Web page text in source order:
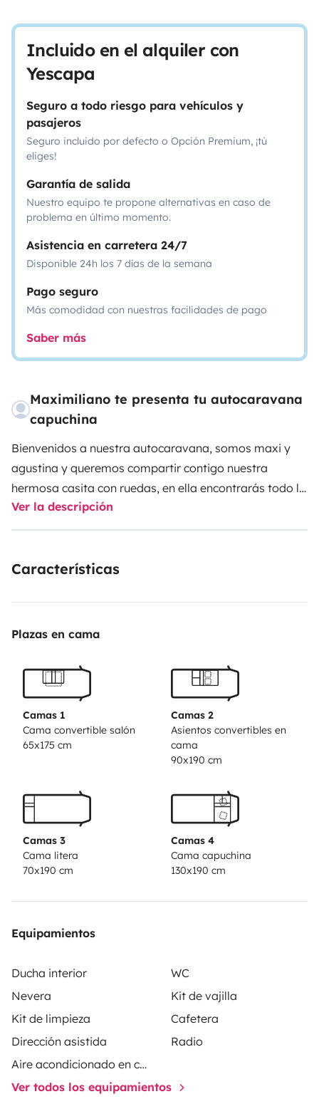
Incluido en el alquiler con
Yescapa
Seguro a todo riesgo para vehículos y
pasajeros
Seguro incluido por defecto o Opción Premium, ¡tú
eliges!
Garantía de salida
Nuestro equipo te propone alternativas en caso de
problema en último momento.
Asistencia en carretera 24/7
Disponible 24h los 7 días de la semana
Pago seguro
Más comodidad con nuestras facilidades de pago
Saber más
Maximiliano te presenta tu autocaravana
capuchina
Bienvenidos a nuestra autocaravana, somos maxi y
agustina y queremos compartir contigo nuestra
hermosa casita con ruedas, en ella encontrarás todo lo
necesario para disfrutar ese viaje que te mereces.
Cuenta con baño completo, agua caliente, calefacción,
TV y toldo exterior con mesa y sillas para disfrutar del
fuegos para que cocinas tus comidas favoritas.
esperamos!
Ver la descripción
Características
Plazas en cama
Camas 1
Cama convertible salón
65x175 cm
Camas 2
Asientos convertibles en
cama
90x190 cm
Camas 3
Cama litera
70x190 cm
Camas 4
Cama capuchina
130x190 cm
Equipamientos
Ducha interior
WC
Nevera
Kit de vajilla
Kit de limpieza
Cafetera
Dirección asistida
Radio
Aire acondicionado en cabina
Ver todos los equipamientos